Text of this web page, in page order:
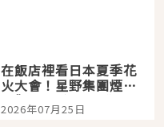
在飯店裡看日本夏季花
火大會！星野集團煙火
景觀飯店6選，讓你不用
人擠人悠閒欣賞
2026年07月25日